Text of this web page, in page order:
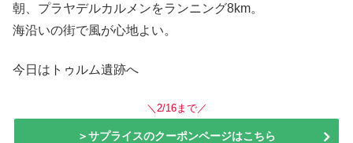
朝、プラヤデルカルメンをランニング8km。
海沿いの街で風が心地よい。
今日はトゥルム遺跡へ
＼2/16まで／
＞サプライスのクーポンページはこちら